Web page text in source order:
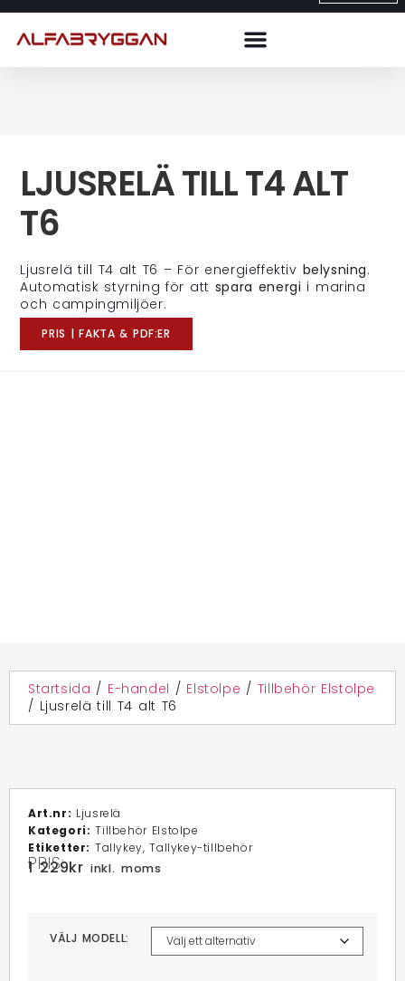
LJUSRELÄ TILL T4 ALT
T6
Ljusrelä till T4 alt T6 – För energieffektiv belysning.
Automatisk styrning för att spara energi i marina
och campingmiljöer.
PRIS | FAKTA & PDF:ER
Startsida / E-handel / Elstolpe / Tillbehör Elstolpe
/ Ljusrelä till T4 alt T6
Art.nr: Ljusrelä
Kategori:Tillbehör Elstolpe
Etiketter: Tallykey,Tallykey-tillbehör
PRIS:
1 229kr inkl. moms
VÄLJ MODELL: